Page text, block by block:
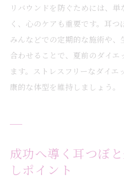
リバウンドを防ぐためには、
く、心のケアも重要です。耳
みんなどでの定期的な施術や
合わせることで、夏前のダイエ
ます。ストレスフリーなダイエ
康的な体型を維持しましょう。
成功へ導く耳つぼ
しポイント